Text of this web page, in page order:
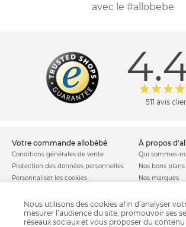
avec le #allobebe
511 avis
votre commande allobébé
Conditions générales de vente
Protection des données personnelles
Personnaliser les cookies
Modes de livraison
Moyens de paiement
à propos
Qui sommes-
Nos bons plans
Nos marques
Comment se
Soldes allobébé
Nous utilisons des cookies afin d’analyser
mesurer l’audience du site, promouvoir ses
réseaux sociaux et vous proposer du